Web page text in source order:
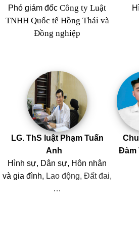
Phó giám đốc Công ty Luật
TNHH Quốc tế Hồng Thái và
Đồng nghiệp
LG. ThS luật Phạm Tuấn
Anh
Hình sự, Dân sự, Hôn nhân
và gia đình, Lao động, Đất đai,
…
Đàm